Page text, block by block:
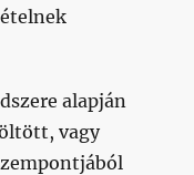
alapján
vagy